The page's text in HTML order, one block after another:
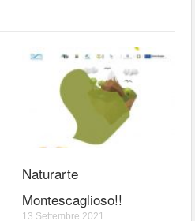
Naturarte
Montescaglioso!!
13 Settembre 2021